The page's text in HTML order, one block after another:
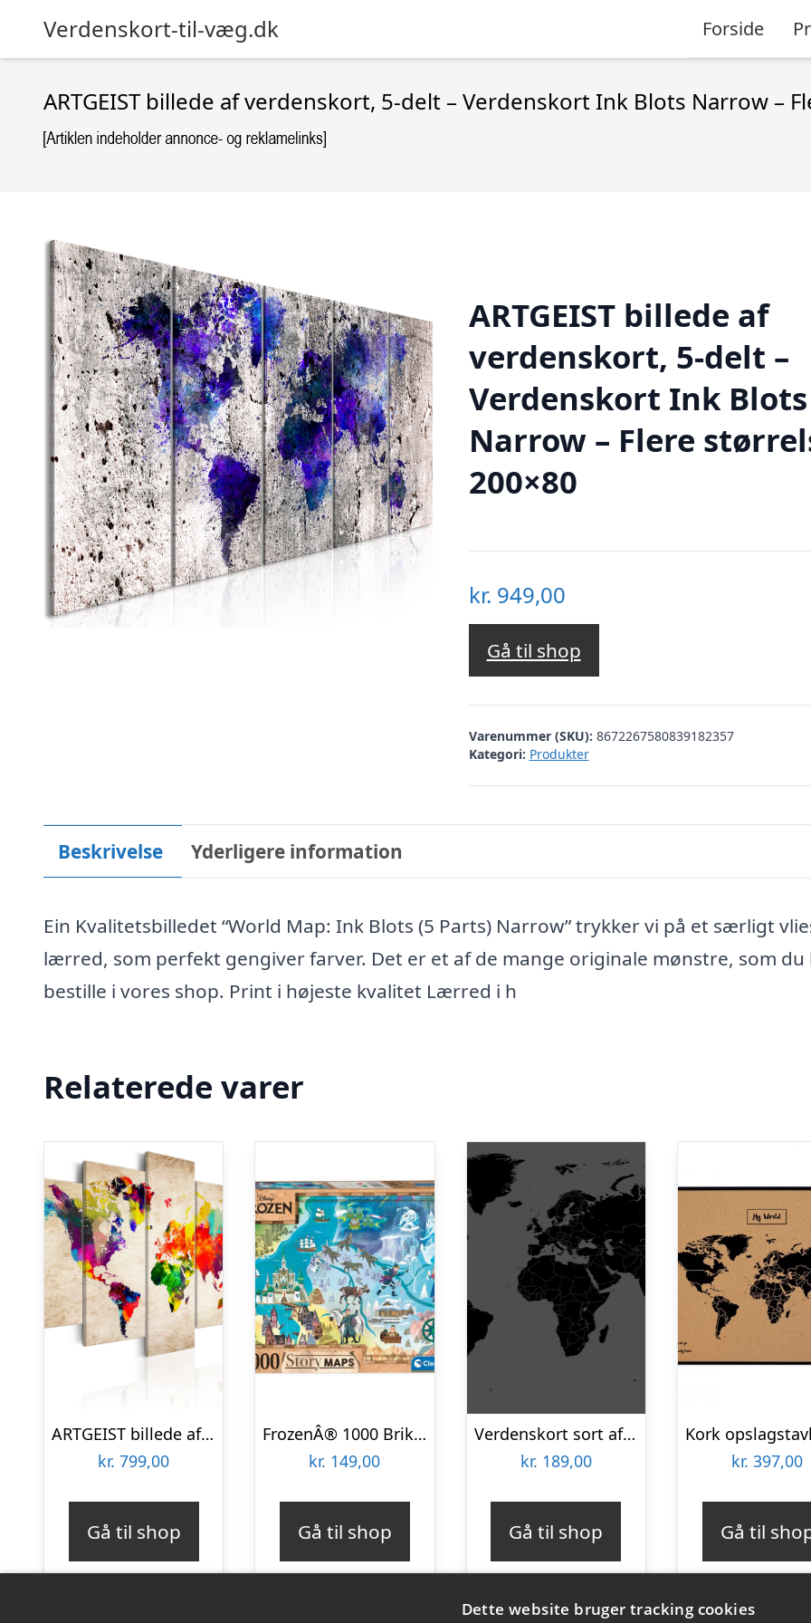
Verdenskort-til-væg.dk Forside
ARTGEIST billede af verdenskort, 5-delt – Verdenskort Ink Blots Narrow –
ARTGEIST billede af
verdenskort, 5-delt –
Verdenskort Ink Blots
Narrow – Flere
200×80
kr. 949,00
Gå til shop
Varenummer (SKU): 8672267580839182357
Kategori: Produkter
Beskrivelse Yderligere information
Ein Kvalitetsbilledet “World Map: Ink Blots (5 Parts) Narrow” trykker vi på et særligt
lærred, som perfekt gengiver farver. Det er et af de mange originale mønstre, som du
bestille i vores shop. Print i højeste kvalitet Lærred i h
Relaterede varer
ARTGEIST billede af verdenskort – Verdenskort: Abstract Fantasy – Flere størrelser 100×50
kr. 799,00
Gå til shop
FrozenÂ® 1000 Brikker Verdenskort Puslespil
kr. 149,00
Gå til shop
Verdenskort sort af Illux
kr. 189,00
Gå til shop
kr. 397,00
Gå til
Dette website bruger tracking cookies